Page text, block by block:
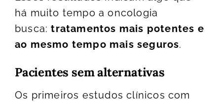
há muito tempo a oncologia
busca:tratamentos mais potentes e
ao mesmo tempo mais seguros.
Pacientes sem alternativas
Os primeiros estudos clínicos com